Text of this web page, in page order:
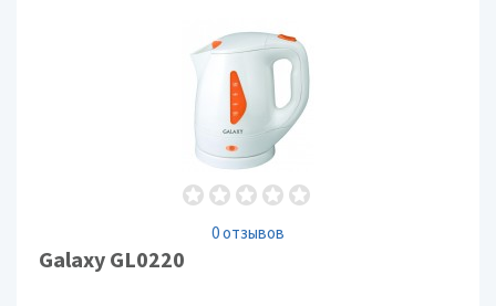
0 отзывов
Galaxy GL0220